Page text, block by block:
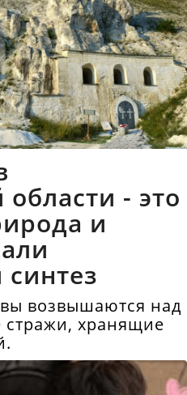
- это
и
возвышаются над
стражи, хранящие